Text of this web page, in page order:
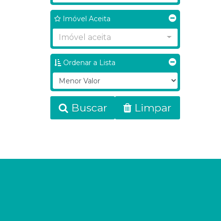
Imóvel Aceita
Imóvel aceita
Ordenar a Lista
Buscar Limpar